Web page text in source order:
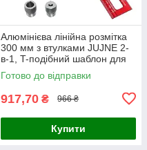
Алюмінієва лінійна розмітка
300 мм з втулками JUJNE 2-
в-1, T-подібний шаблон для
свердління та розмітки
Готово до відправки
917,70 ₴ 966 ₴
Купити